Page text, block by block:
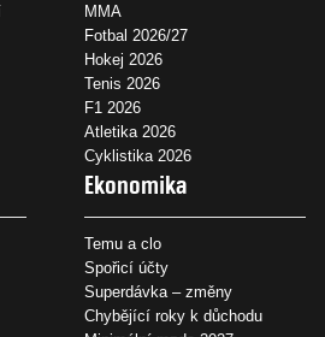
MMA
Fotbal 2026/27
Hokej 2026
Tenis 2026
F1 2026
Atletika 2026
Cyklistika 2026
Ekonomika
Temu a clo
Spořicí účty
Superdávka – změny
Chybějící roky k důchodu